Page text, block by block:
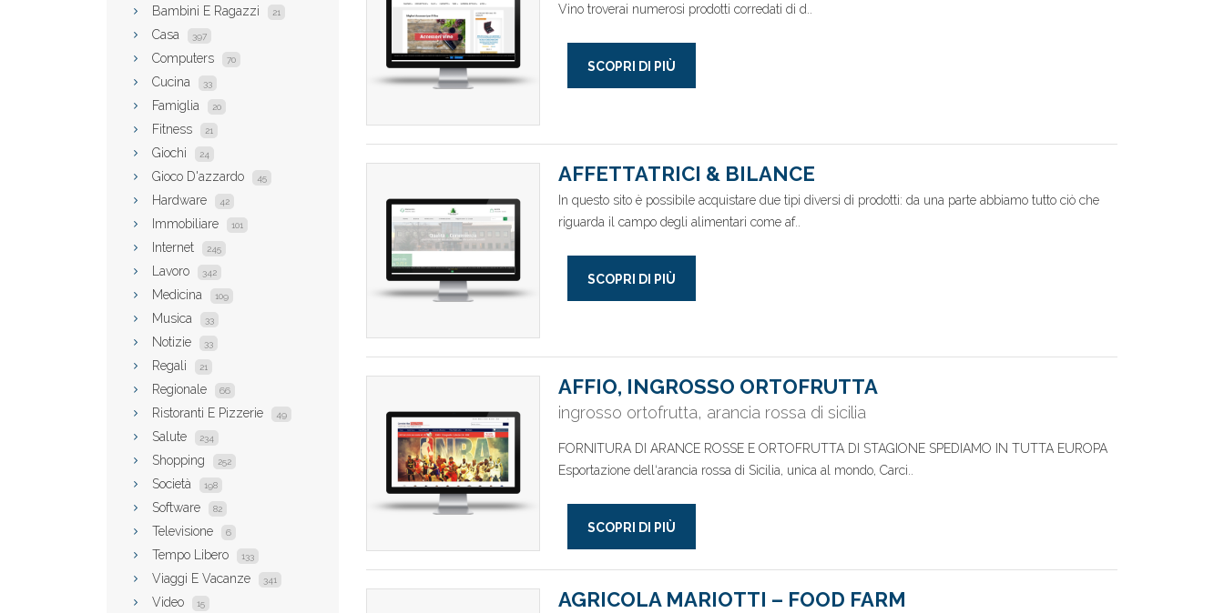
Bambini E Ragazzi 21
Casa 397
Computers 70
Cucina 33
Famiglia 20
Fitness 21
Giochi 24
Gioco D'azzardo 45
Hardware 42
Immobiliare 101
Internet 245
Lavoro 342
Medicina 109
Musica 33
Notizie 33
Regali 21
Regionale 66
Ristoranti E Pizzerie 49
Salute 234
Shopping 252
Società 198
Software 82
Televisione 6
Tempo Libero 133
Viaggi E Vacanze 341
Video 15
Vino troverai numerosi prodotti corredati di d..
SCOPRI DI PIÙ
AFFETTATRICI & BILANCE
In questo sito è possibile acquistare due tipi diversi di prodotti: da una parte abbiamo tutto ciò che
riguarda il campo degli alimentari come af..
SCOPRI DI PIÙ
AFFIO, INGROSSO ORTOFRUTTA
ingrosso ortofrutta, arancia rossa di sicilia
FORNITURA DI ARANCE ROSSE E ORTOFRUTTA DI STAGIONE SPEDIAMO IN TUTTA EUROPA
Esportazione dell‘arancia rossa di Sicilia, unica al mondo, Carci..
SCOPRI DI PIÙ
AGRICOLA MARIOTTI – FOOD FARM